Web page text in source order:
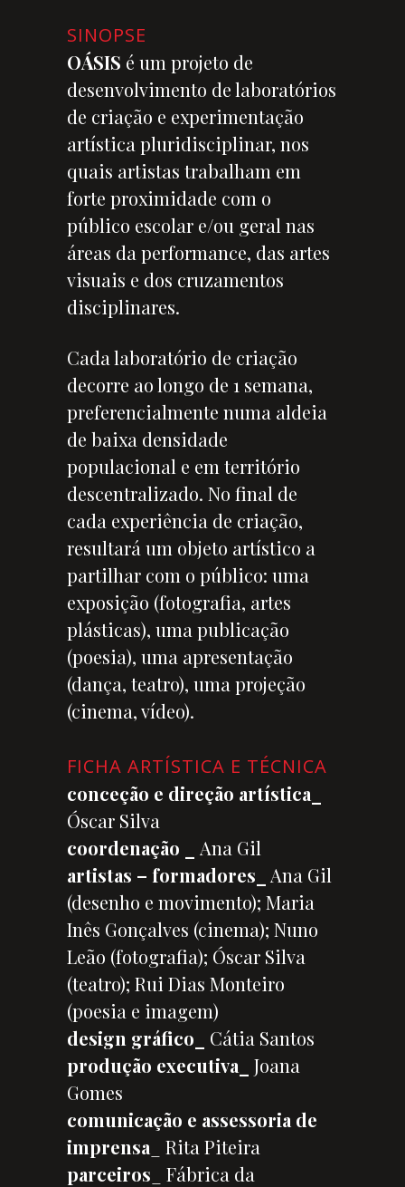
SINOPSE
OÁSIS é um projeto de
desenvolvimento de laboratórios
de criação e experimentação
artística pluridisciplinar, nos
quais artistas trabalham em
forte proximidade com o
público escolar e/ou geral nas
áreas da performance, das artes
visuais e dos cruzamentos
disciplinares.
Cada laboratório de criação
decorre ao longo de 1 semana,
preferencialmente numa aldeia
de baixa densidade
populacional e em território
descentralizado. No final de
cada experiência de criação,
resultará um objeto artístico a
partilhar com o público: uma
exposição (fotografia, artes
plásticas), uma publicação
(poesia), uma apresentação
(dança, teatro), uma projeção
(cinema, vídeo).
FICHA ARTÍSTICA E TÉCNICA
conceção e direção artística_
Óscar Silva
coordenação _ Ana Gil
artistas – formadores_
Ana Gil
(desenho e movimento); Maria
Inês Gonçalves (cinema); Nuno
Leão (fotografia); Óscar Silva
(teatro); Rui Dias Monteiro
(poesia e imagem)
design gráfico_
Cátia Santos
produção executiva_
Joana
Gomes
comunicação e assessoria de
imprensa _ Rita Piteira
parceiros _ Fábrica da